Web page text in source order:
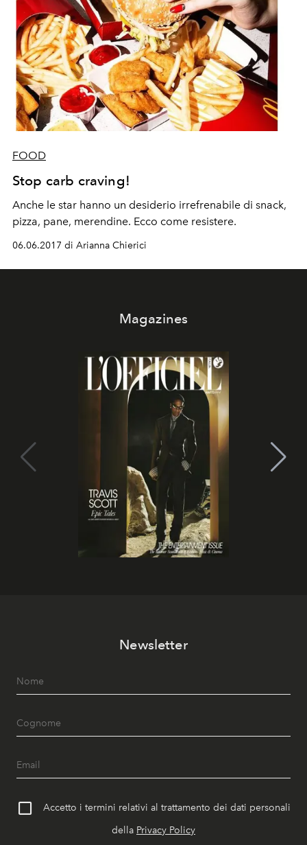
FOOD
Stop carb craving!
Anche le star hanno un desiderio irrefrenabile di snack,
pizza, pane, merendine. Ecco come resistere.
06.06.2017 di Arianna Chierici
Magazines
Newsletter
Accetto i termini relativi al trattamento dei dati personali
della Privacy Policy